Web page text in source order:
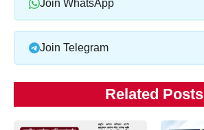
Join WhatsApp
Join Telegram
Related Posts